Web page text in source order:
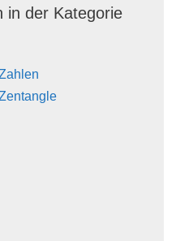
in der Kategorie